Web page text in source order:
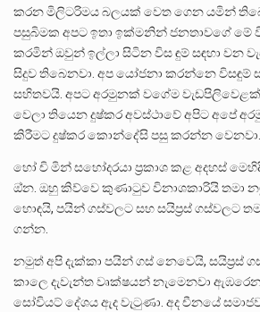
කරන මිලිටරිමය බලයක් වෙත ගෙන යමින්
පසුබිමක අපට ඉතා ඉක්මනින් ජනතාවගේ මේ
කරමින් ඔවුන් ඉල්ලා සිටින විස ඳුම් සඳහා වන
සිදුව තිබෙනවා. අප යෝජනා කරන්නෙ විසඳුම්
සහිතවයි. අපට අරමුනක් වගේම
වෙලා තියෙන දුෂ්කර අවස්ථාවේ අපිට අපේ
කිරීමට දුෂ්කර කොන්දේසි පසු කරන්න වෙනවා.
හෝ චි මින් සහෝදරයා ප්‍රකාශ කළ අදහස්
ඔ්න. ඔහු කිව්වෙ කුණාටුව විනාශකාරියි තමා
හොඳයි, පයින් ගස්වලට සහ සයිප්‍රස් ගස්වලට
ගන්න.
නමුත් අපි දැක්කා පයින් ගස් නෙවෙයි, සයිප්‍රස්
කාලෙ දැවැන්ත වෘක්ෂයන් නැමෙනවා
සෝවියට් දේශය ඇද වැටුණා. අද චීනයේ